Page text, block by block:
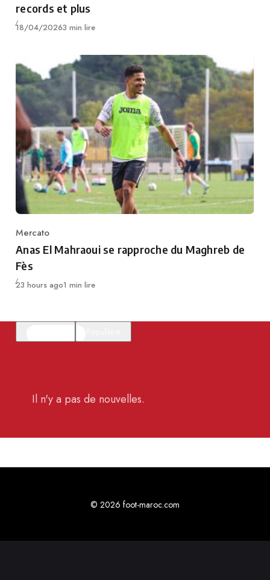
records et plus
Publié
18/04/20263 min lire
Category
Mercato
Anas El Mahraoui se rapproche du Maghreb de
Fès
Publié
23 hours ago1 min lire
Il n'y a pas de nouvelles.
© 2026 foot-maroc.com